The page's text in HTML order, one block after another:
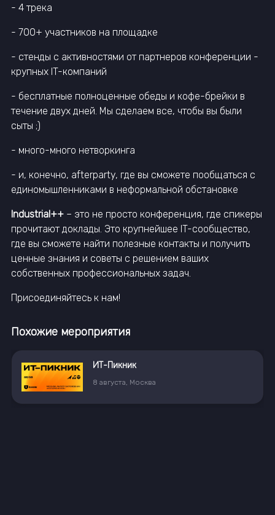
- 4 трека
- 700+ участников на площадке
- стенды с активностями от партнеров конференции -
крупных IT-компаний
- бесплатные полноценные обеды и кофе-брейки в
течение двух дней. Мы сделаем все, чтобы вы были
сыты ;)
- много-много нетворкинга
- и, конечно, afterparty, где вы сможете пообщаться с
единомышленниками в неформальной обстановке
Industrial++ – это не просто конференция, где спикеры
прочитают доклады. Это крупнейшее IT-сообщество,
где вы сможете найти полезные контакты и получить
ценные знания и советы с решением ваших
собственных профессиональных задач.
Присоединяйтесь к нам!
Похожие мероприятия
ИТ-Пикник
8 августа, Москва